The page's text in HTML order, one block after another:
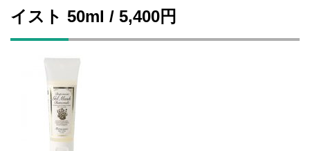
イスト 50ml / 5,400円